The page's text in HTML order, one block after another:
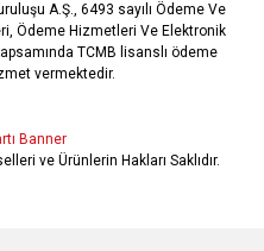
A.Ş., 6493 sayılı Ödeme Ve
Ödeme Hizmetleri Ve Elektronik
TCMB lisanslı ödeme
vermektedir.
ve Ürünlerin Hakları Saklıdır.